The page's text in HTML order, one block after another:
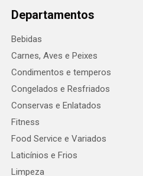
Departamentos
Bebidas
Carnes, Aves e Peixes
Condimentos e temperos
Congelados e Resfriados
Conservas e Enlatados
Fitness
Food Service e Variados
Laticínios e Frios
Limpeza